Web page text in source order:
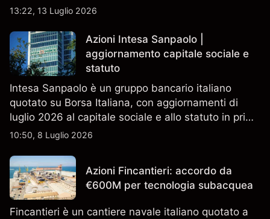
13:22, 13 Luglio 2026
Azioni Intesa Sanpaolo |
aggiornamento capitale sociale e
statuto
Intesa Sanpaolo è un gruppo bancario italiano
quotato su Borsa Italiana, con aggiornamenti di
luglio 2026 al capitale sociale e allo statuto in primo
piano. Esplora i target price ISP di terze parti e
un indicatore affidabile dei risultati futuri.
10:50, 8 Luglio 2026
Azioni Fincantieri: accordo da
€600M per tecnologia subacquea
Fincantieri è un cantiere navale italiano quotato a